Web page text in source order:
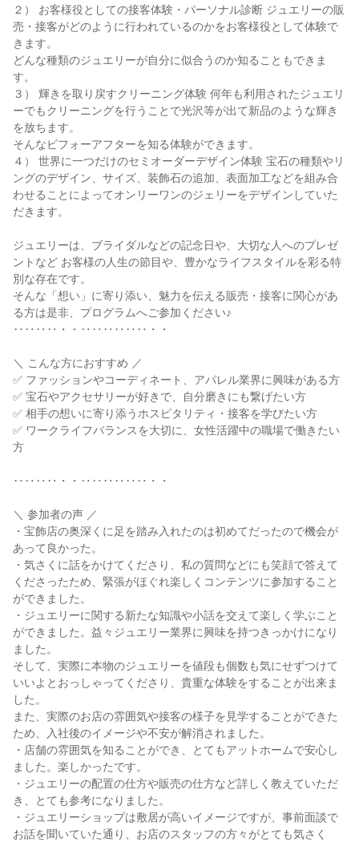
２） お客様役としての接客体験・パーソナル診断 ジュエリーの販
売・接客がどのように行われているのかをお客様役として体験で
きます。
どんな種類のジュエリーが自分に似合うのか知ることもできま
す。
３） 輝きを取り戻すクリーニング体験 何年も利用されたジュエリ
ーでもクリーニングを行うことで光沢等が出て新品のような輝き
を放ちます。
そんなビフォーアフターを知る体験ができます。
４） 世界に一つだけのセミオーダーデザイン体験 宝石の種類やリ
ングのデザイン、サイズ、装飾石の追加、表面加工などを組み合
わせることによってオンリーワンのジェリーをデザインしていた
だきます。
ジュエリーは、ブライダルなどの記念日や、大切な人へのプレゼ
ントなど お客様の人生の節目や、豊かなライフスタイルを彩る特
別な存在です。
そんな「想い」に寄り添い、魅力を伝える販売・接客に関心があ
る方は是非、プログラムへご参加ください♪
‥‥‥‥・・‥‥‥‥‥‥・・
＼ こんな方におすすめ ／
✅ ファッションやコーディネート、アパレル業界に興味がある方
✅ 宝石やアクセサリーが好きで、自分磨きにも繋げたい方
✅ 相手の想いに寄り添うホスピタリティ・接客を学びたい方
✅ ワークライフバランスを大切に、女性活躍中の職場で働きたい
方
‥‥‥‥・・‥‥‥‥‥‥・・
＼ 参加者の声 ／
・宝飾店の奥深くに足を踏み入れたのは初めてだったので機会が
あって良かった。
・気さくに話をかけてくださり、私の質問などにも笑顔で答えて
くださったため、緊張がほぐれ楽しくコンテンツに参加すること
ができました。
・ジュエリーに関する新たな知識や小話を交えて楽しく学ぶこと
ができました。益々ジュエリー業界に興味を持つきっかけになり
ました。
そして、実際に本物のジュエリーを値段も個数も気にせずつけて
いいよとおっしゃってくださり、貴重な体験をすることが出来ま
した。
また、実際のお店の雰囲気や接客の様子を見学することができた
ため、入社後のイメージや不安が解消されました。
・店舗の雰囲気を知ることができ、とてもアットホームで安心し
ました。楽しかったです。
・ジュエリーの配置の仕方や販売の仕方など詳しく教えていただ
き、とても参考になりました。
・ジュエリーショップは敷居が高いイメージですが、事前面談で
お話を聞いていた通り、お店のスタッフの方々がとても気さく